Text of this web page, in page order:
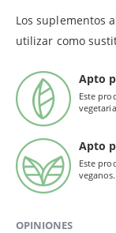
Los suplementos
utilizar como
Apto
Este
Apto
Este
veganos.
OPINIONES